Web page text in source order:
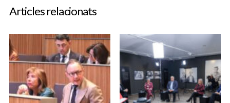
Articles relacionats